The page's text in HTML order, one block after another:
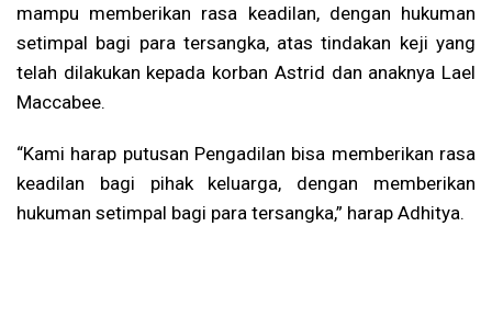
mampu memberikan rasa keadilan, dengan hukuman
setimpal bagi para tersangka, atas tindakan keji yang
telah dilakukan kepada korban Astrid dan anaknya Lael
Maccabee.
“Kami harap putusan Pengadilan bisa memberikan rasa
keadilan bagi pihak keluarga, dengan memberikan
hukuman setimpal bagi para tersangka,” harap Adhitya.